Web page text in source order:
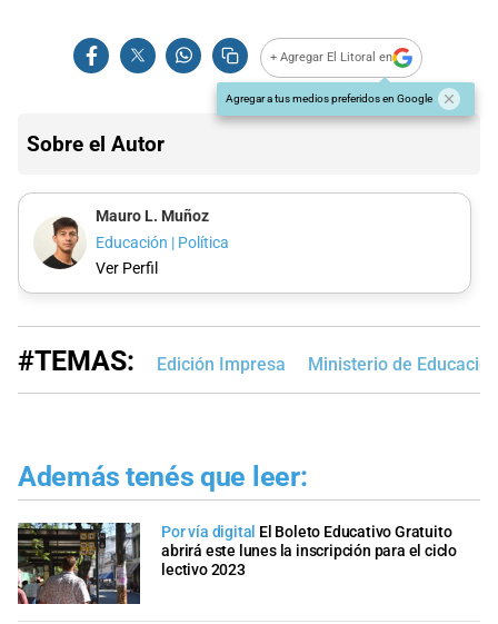
+ Agregar El Litoral en
Agregar a tus medios preferidos en Google
Sobre el Autor
Mauro L. Muñoz
Educación | Política
Ver Perfil
#TEMAS: Edición Impresa Ministerio de Educación
Además tenés que leer:
Por vía digital El Boleto Educativo Gratuito
abrirá este lunes la inscripción para el ciclo
lectivo 2023